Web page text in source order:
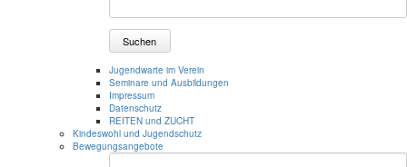
Suchen
Jugendwarte im Verein
Seminare und Ausbildungen
Impressum
Datenschutz
REITEN und ZUCHT
Kindeswohl und Jugendschutz
Bewegungsangebote